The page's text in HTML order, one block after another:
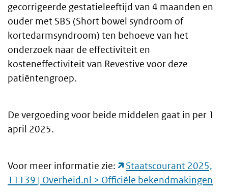
gecorrigeerde gestatieleeftijd van 4 maanden en
ouder met SBS (Short bowel syndroom of
kortedarmsyndroom) ten behoeve van het
onderzoek naar de effectiviteit en
kosteneffectiviteit van Revestive voor deze
patiëntengroep.
De vergoeding voor beide middelen gaat in per 1
april 2025.
Voor meer informatie zie:
Staatscourant 2025,
11139 | Overheid.nl > Officiële bekendmakingen